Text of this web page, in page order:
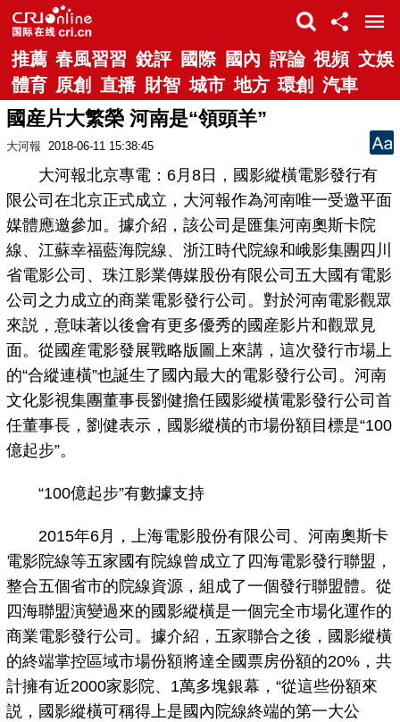
推薦 春風習習 銳評 國際 國內 評論 視頻 文娛
體育 原創 直播 財智 城市 地方 環創 汽車
國産片大繁榮 河南是“領頭羊”
大河報 2018-06-11 15:38:45
大河報北京專電：6月8日，國影縱橫電影發行有
限公司在北京正式成立，大河報作為河南唯一受邀平面
媒體應邀參加。據介紹，該公司是匯集河南奧斯卡院
線、江蘇幸福藍海院線、浙江時代院線和峨影集團四川
省電影公司、珠江影業傳媒股份有限公司五大國有電影
公司之力成立的商業電影發行公司。對於河南電影觀眾
來説，意味著以後會有更多優秀的國産影片和觀眾見
面。從國産電影發展戰略版圖上來講，這次發行市場上
的“合縱連橫”也誕生了國內最大的電影發行公司。河南
文化影視集團董事長劉健擔任國影縱橫電影發行公司首
任董事長，劉健表示，國影縱橫的市場份額目標是“100
億起步”。
“100億起步”有數據支持
2015年6月，上海電影股份有限公司、河南奧斯卡
電影院線等五家國有院線曾成立了四海電影發行聯盟，
整合五個省市的院線資源，組成了一個發行聯盟體。從
四海聯盟演變過來的國影縱橫是一個完全市場化運作的
商業電影發行公司。據介紹，五家聯合之後，國影縱橫
的終端掌控區域市場份額將達全國票房份額的20%，共
計擁有近2000家影院、1萬多塊銀幕，“從這些份額來
説，國影縱橫可稱得上是國內院線終端的第一大公